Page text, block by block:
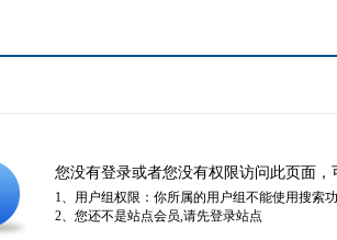
您没有登录或者您没有权限访问此页面
1、用户组权限：你所属的用户组不能使用搜索
2、您还不是站点会员,请先登录站点